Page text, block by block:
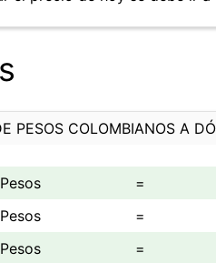
PESOS COLOMBIANOS A
=
=
=